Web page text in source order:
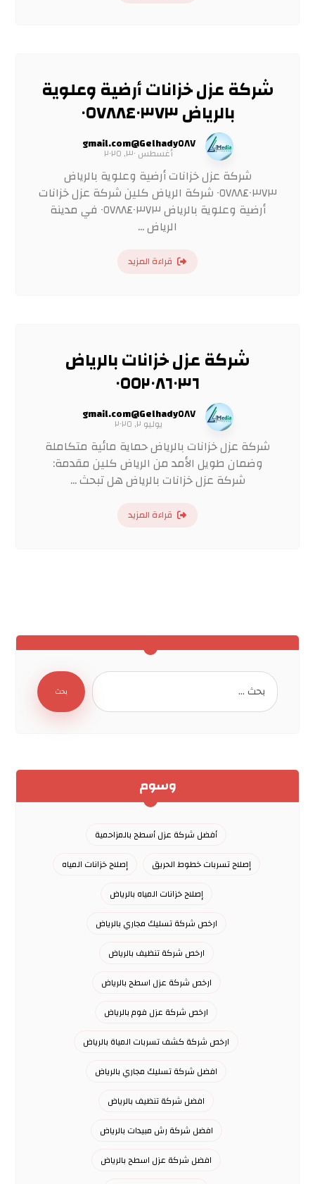
شركة عزل خزانات أرضية وعلوية
بالرياض ٠٥٧٨٨٤٠٣٧٣
Gelhady٥٨٧@gmail.com
أغسطس ٣٠, ٢٠٢٥
شركة عزل خزانات أرضية وعلوية بالرياض
٠٥٧٨٨٤٠٣٧٣ شركة الرياض كلين شركة عزل خزانات
أرضية وعلوية بالرياض ٠٥٧٨٨٤٠٣٧٣ في مدينة
الرياض ...
قراءة المزيد
شركة عزل خزانات بالرياض
٠٥٥٢٠٨٦٠٣٦
Gelhady٥٨٧@gmail.com
يوليو ٢, ٢٠٢٥
شركة عزل خزانات بالرياض حماية مائية متكاملة
وضمان طويل الأمد من الرياض كلين مقدمة:
شركة عزل خزانات بالرياض هل تبحث ...
قراءة المزيد
بحث
وسوم
أفضل شركة عزل أسطح بالمزاحمية
إصلاح تسربات خطوط الحريق
إصلاح خزانات المياه
إصلاح خزانات المياه بالرياض
ارخص شركة تسليك مجاري بالرياض
ارخص شركة تنظيف بالرياض
ارخص شركة عزل اسطح بالرياض
ارخص شركة عزل فوم بالرياض
ارخص شركة كشف تسربات المياة بالرياض
افضل شركة تسليك مجاري بالرياض
افضل شركة تنظيف بالرياض
افضل شركة رش مبيدات بالرياض
افضل شركة عزل اسطح بالرياض